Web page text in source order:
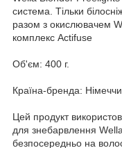
система. Тільки
разом з окислювачем
комплекс Actifuse
Об'єм: 400 г.
Країна-бренда:
Цей продукт
для знебарвлення
безпосередньо на